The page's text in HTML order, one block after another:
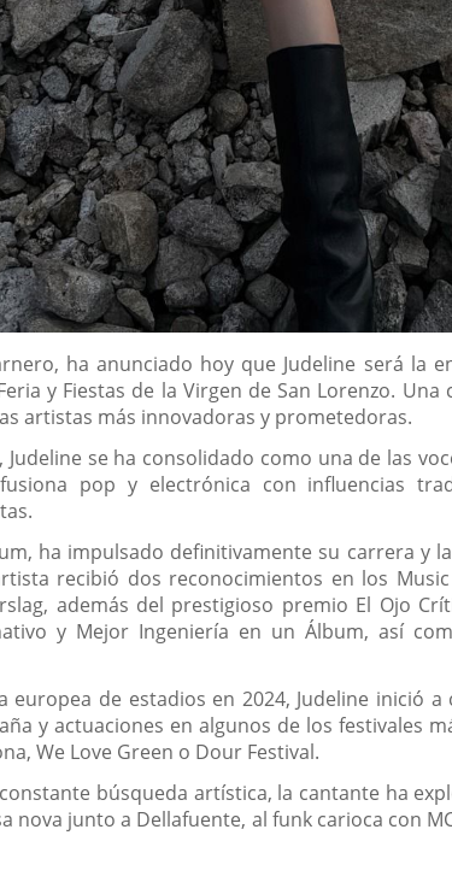
ha anunciado hoy que Judeline será
y Fiestas de la Virgen de San Lorenzo.
artistas más innovadoras y prometedoras.
Judeline se ha consolidado como una de las
pop y electrónica con influencias
ha impulsado definitivamente su carrera y
recibió dos reconocimientos en los
además del prestigioso premio El Ojo
y Mejor Ingeniería en un Álbum, así
europea de estadios en 2024, Judeline inició
y actuaciones en algunos de los festivales
We Love Green o Dour Festival.
búsqueda artística, la cantante ha
nova junto a Dellafuente, al funk carioca con